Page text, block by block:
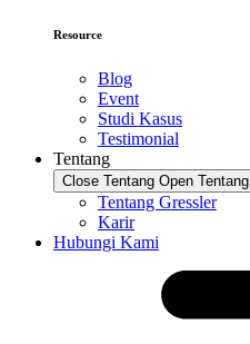
Resource
Blog
Event
Studi Kasus
Testimonial
Tentang
Close Tentang Open Tentang
Tentang Gressler
Karir
Hubungi Kami